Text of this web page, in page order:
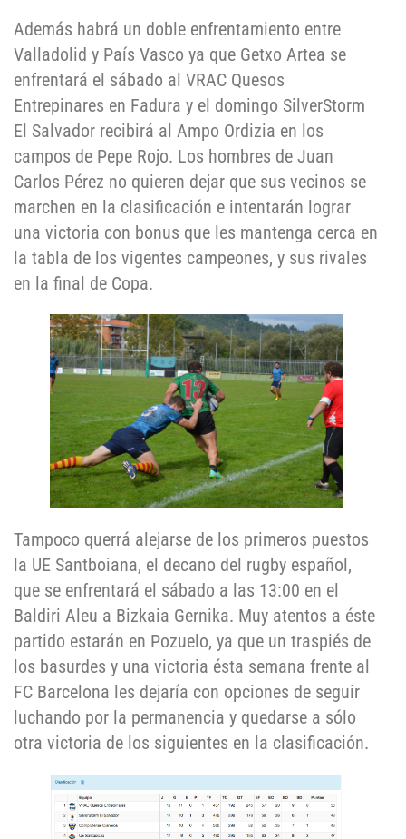
Además habrá un doble enfrentamiento entre
Valladolid y País Vasco ya que Getxo Artea se
enfrentará el sábado al VRAC Quesos
Entrepinares en Fadura y el domingo SilverStorm
El Salvador recibirá al Ampo Ordizia en los
campos de Pepe Rojo. Los hombres de Juan
Carlos Pérez no quieren dejar que sus vecinos se
marchen en la clasificación e intentarán lograr
una victoria con bonus que les mantenga cerca en
la tabla de los vigentes campeones, y sus rivales
en la final de Copa.
Tampoco querrá alejarse de los primeros puestos
la UE Santboiana, el decano del rugby español,
que se enfrentará el sábado a las 13:00 en el
Baldiri Aleu a Bizkaia Gernika. Muy atentos a éste
partido estarán en Pozuelo, ya que un traspiés de
los basurdes y una victoria ésta semana frente al
FC Barcelona les dejaría con opciones de seguir
luchando por la permanencia y quedarse a sólo
otra victoria de los siguientes en la clasificación.